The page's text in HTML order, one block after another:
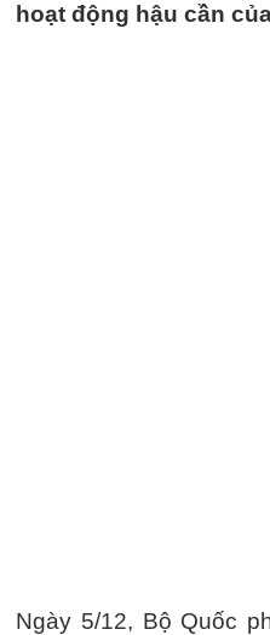
hoạt động hậu cần
Ngày 5/12, Bộ Quốc